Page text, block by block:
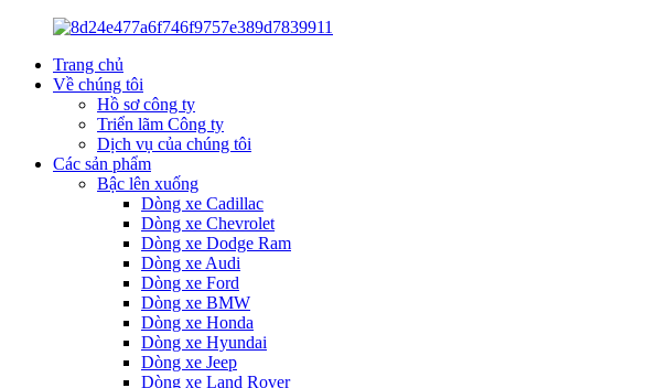
Trang chủ
Về chúng tôi
Hồ sơ công ty
Triển lãm Công ty
Dịch vụ của chúng tôi
Các sản phẩm
Bậc lên xuống
Dòng xe Cadillac
Dòng xe Chevrolet
Dòng xe Dodge Ram
Dòng xe Audi
Dòng xe Ford
Dòng xe BMW
Dòng xe Honda
Dòng xe Hyundai
Dòng xe Jeep
Dòng xe Land Rover